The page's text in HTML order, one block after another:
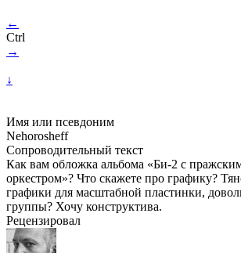
←
Ctrl
→
↓
Имя или псевдоним
Nehorosheff
Сопроводительный текст
Как вам обложка альбома «Би-2 с
оркестром»? Что скажете про графику?
графики для масштабной пластинки,
группы? Хочу конструктива.
Рецензировал